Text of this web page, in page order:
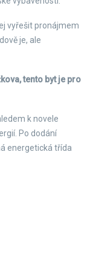
vyřešit pronájmem
je, ale
tento byt je pro
k novele
Po dodání
energetická třída